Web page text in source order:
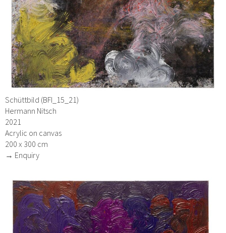
Schüttbild (BFI_15_21)
Hermann Nitsch
2021
Acrylic on canvas
200 x 300 cm
→ Enquiry